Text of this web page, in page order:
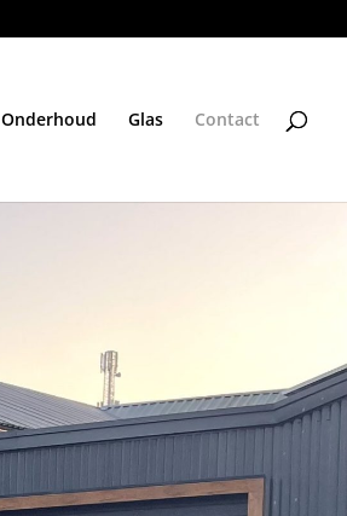
Onderhoud Glas Contact